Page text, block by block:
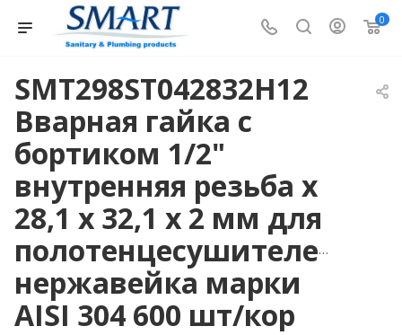
0
SMT298ST042832H12
Вварная гайка с
бортиком 1/2"
внутренняя резьба х
28,1 х 32,1 х 2 мм для
полотенцесушителей,
нержавейка марки
AISI 304 600 шт/кор